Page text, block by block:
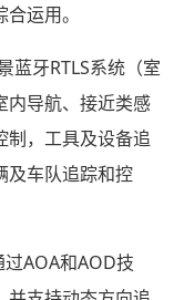
运用。
蓝牙RTLS系统（室
内导航、接近类感
制，工具及设备追
及车队追踪和控
过AOA和AOD技